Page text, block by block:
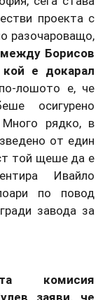
проекта с
разочароващо,
Борисов
е докарал
лошото е, че
осигурено
Много рядко, в
от един
той щеше да е
Ивайло
по повод
завода за
комисия